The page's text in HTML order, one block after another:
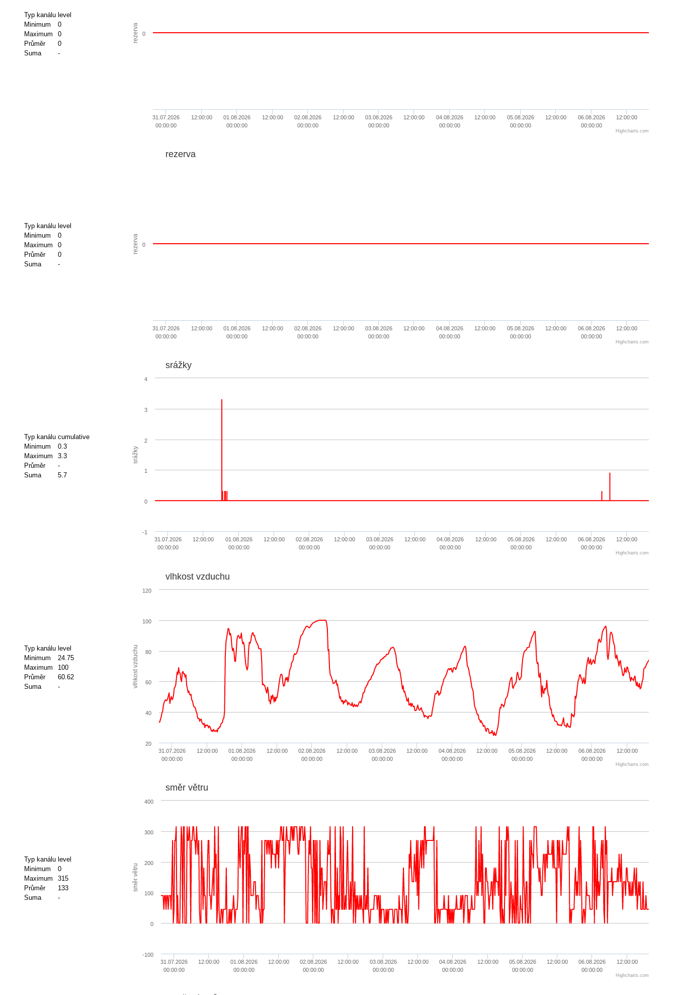
Typ kanálu level
Minimum
0
Maximum
0
Průměr
0
Suma
-
rezerva
31.07.2026
00:00:00
12:00:00
01.08.2026
00:00:00
12:00:00
02.08.2026
00:00:00
12:00:00
03.08.2026
00:00:00
12:00:00
04.08.2026
00:00:00
12:00:00
05.08.2026
00:00:00
12:00:00
06.08.2026
00:00:00
12:00:00
0
Highcharts.com
Typ kanálu level
Minimum
0
Maximum
0
Průměr
0
Suma
-
rezerva
rezerva
31.07.2026
00:00:00
12:00:00
01.08.2026
00:00:00
12:00:00
02.08.2026
00:00:00
12:00:00
03.08.2026
00:00:00
12:00:00
04.08.2026
00:00:00
12:00:00
05.08.2026
00:00:00
12:00:00
06.08.2026
00:00:00
12:00:00
0
Highcharts.com
Typ kanálu cumulative
Minimum
0.3
Maximum
3.3
Průměr
-
Suma
5.7
srážky
srážky
31.07.2026
00:00:00
12:00:00
01.08.2026
00:00:00
12:00:00
02.08.2026
00:00:00
12:00:00
03.08.2026
00:00:00
12:00:00
04.08.2026
00:00:00
12:00:00
05.08.2026
00:00:00
12:00:00
06.08.2026
00:00:00
12:00:00
-1
0
1
2
3
4
Highcharts.com
Typ kanálu level
Minimum
24.75
Maximum
100
Průměr
60.62
Suma
- vlhkost vzduchu
vlhkost vzduchu
31.07.2026
00:00:00
12:00:00
01.08.2026
00:00:00
12:00:00
02.08.2026
00:00:00
12:00:00
03.08.2026
00:00:00
12:00:00
04.08.2026
00:00:00
12:00:00
05.08.2026
00:00:00
12:00:00
06.08.2026
00:00:00
12:00:00
20
40
60
80
100
120
Highcharts.com
Typ kanálu level
Minimum
0
Maximum
315
Průměr
133
Suma
-
směr větru
směr větru
31.07.2026
00:00:00
12:00:00
01.08.2026
00:00:00
12:00:00
02.08.2026
00:00:00
12:00:00
03.08.2026
00:00:00
12:00:00
04.08.2026
00:00:00
12:00:00
05.08.2026
00:00:00
12:00:00
06.08.2026
00:00:00
12:00:00
0
100
200
300
-100
400
Highcharts.com